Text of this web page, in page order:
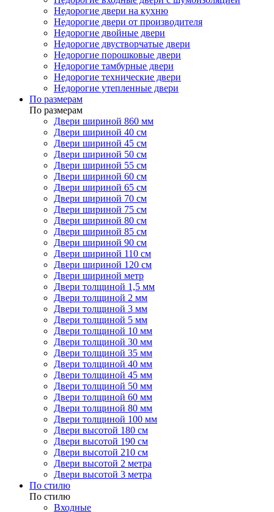
Недорогие двери на кухню
Недорогие двери от производителя
Недорогие двойные двери
Недорогие двустворчатые двери
Недорогие порошковые двери
Недорогие тамбурные двери
Недорогие технические двери
Недорогие утепленные двери
По размерам
По размерам
Двери шириной 860 мм
Двери шириной 40 см
Двери шириной 45 см
Двери шириной 50 см
Двери шириной 55 см
Двери шириной 60 см
Двери шириной 65 см
Двери шириной 70 см
Двери шириной 75 см
Двери шириной 80 см
Двери шириной 85 см
Двери шириной 90 см
Двери шириной 110 см
Двери шириной 120 см
Двери шириной метр
Двери толщиной 1,5 мм
Двери толщиной 2 мм
Двери толщиной 3 мм
Двери толщиной 5 мм
Двери толщиной 10 мм
Двери толщиной 30 мм
Двери толщиной 35 мм
Двери толщиной 40 мм
Двери толщиной 45 мм
Двери толщиной 50 мм
Двери толщиной 60 мм
Двери толщиной 80 мм
Двери толщиной 100 мм
Двери высотой 180 см
Двери высотой 190 см
Двери высотой 210 см
Двери высотой 2 метра
Двери высотой 3 метра
По стилю
По стилю
Входные